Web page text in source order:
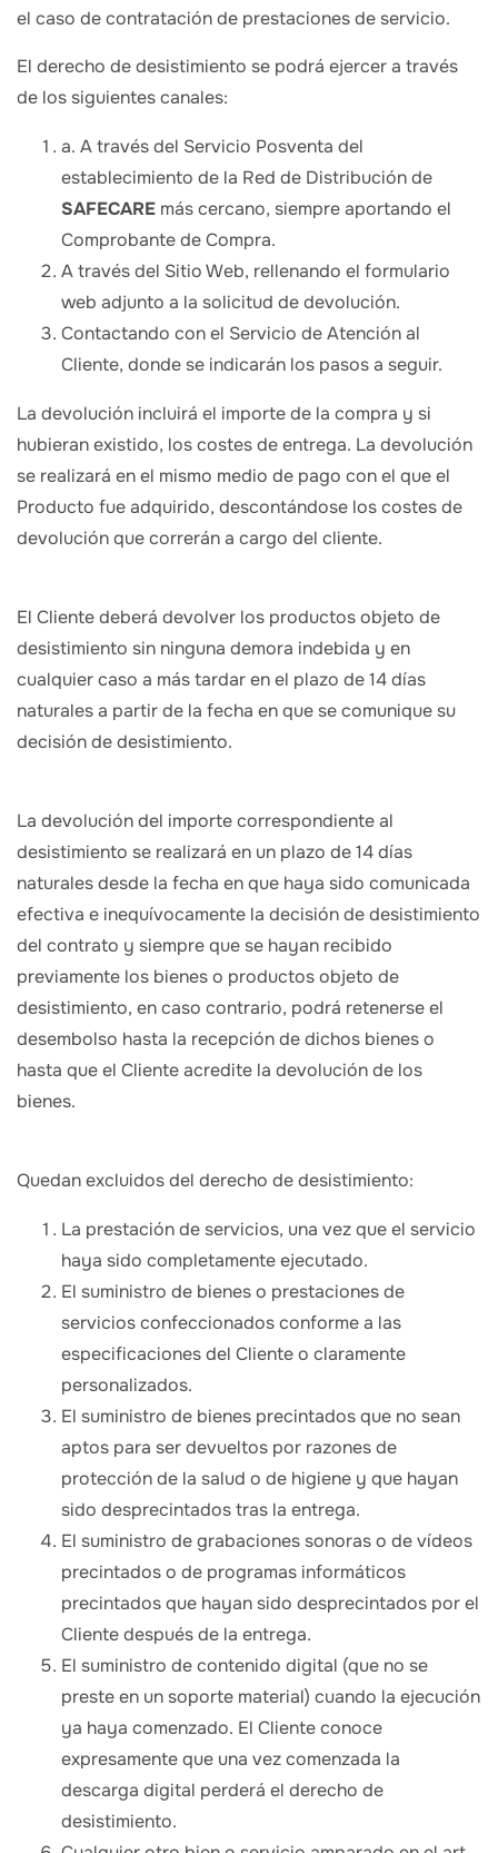
el caso de contratación de prestaciones de servicio.
El derecho de desistimiento se podrá ejercer a través
de los siguientes canales:
a. A través del Servicio Posventa del
establecimiento de la Red de Distribución de
SAFECARE más cercano, siempre aportando el
Comprobante de Compra.
A través del Sitio Web, rellenando el formulario
web adjunto a la solicitud de devolución.
Contactando con el Servicio de Atención al
Cliente, donde se indicarán los pasos a seguir.
La devolución incluirá el importe de la compra y si
hubieran existido, los costes de entrega. La devolución
se realizará en el mismo medio de pago con el que el
Producto fue adquirido, descontándose los costes de
devolución que correrán a cargo del cliente.
El Cliente deberá devolver los productos objeto de
desistimiento sin ninguna demora indebida y en
cualquier caso a más tardar en el plazo de 14 días
naturales a partir de la fecha en que se comunique su
decisión de desistimiento.
La devolución del importe correspondiente al
desistimiento se realizará en un plazo de 14 días
naturales desde la fecha en que haya sido comunicada
efectiva e inequívocamente la decisión de desistimiento
del contrato y siempre que se hayan recibido
previamente los bienes o productos objeto de
desistimiento, en caso contrario, podrá retenerse el
desembolso hasta la recepción de dichos bienes o
hasta que el Cliente acredite la devolución de los
bienes.
Quedan excluidos del derecho de desistimiento:
La prestación de servicios, una vez que el servicio
haya sido completamente ejecutado.
El suministro de bienes o prestaciones de
servicios confeccionados conforme a las
especificaciones del Cliente o claramente
personalizados.
El suministro de bienes precintados que no sean
aptos para ser devueltos por razones de
protección de la salud o de higiene y que hayan
sido desprecintados tras la entrega.
El suministro de grabaciones sonoras o de vídeos
precintados o de programas informáticos
precintados que hayan sido desprecintados por el
Cliente después de la entrega.
El suministro de contenido digital (que no se
preste en un soporte material) cuando la ejecución
ya haya comenzado. El Cliente conoce
expresamente que una vez comenzada la
descarga digital perderá el derecho de
desistimiento.